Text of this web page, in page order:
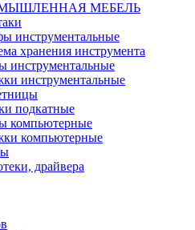
МЕБЕЛЬ
инструментальные
хранения инструмента
инструментальные
инструментальные
подкатные
компьютерные
компьютерные
драйвера